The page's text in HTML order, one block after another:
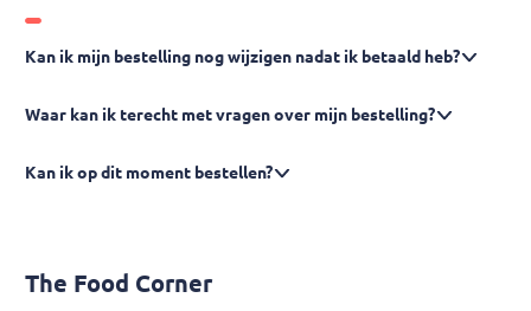
Kan ik mijn bestelling nog wijzigen nadat ik betaald heb?
Waar kan ik terecht met vragen over mijn bestelling?
Kan ik op dit moment bestellen?
The Food Corner